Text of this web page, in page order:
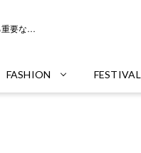
【INFORMATION】令和8年熊本地震に伴う配送に関する重要なお知らせ
FASHION FESTIVAL